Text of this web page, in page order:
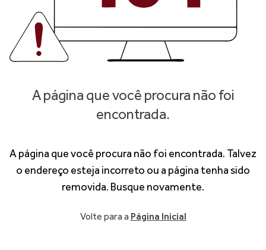
A página que você procura não foi
encontrada.
A página que você procura não foi encontrada. Talvez
o endereço esteja incorreto ou a página tenha sido
removida. Busque novamente.
Volte para a Página Inicial